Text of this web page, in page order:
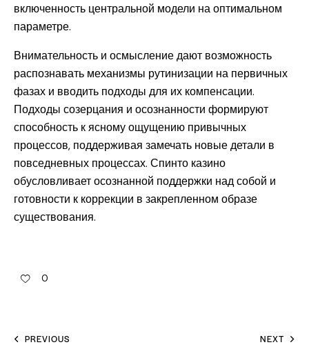
включенность центральной модели на оптимальном
параметре.
Внимательность и осмысление дают возможность
распознавать механизмы рутинизации на первичных
фазах и вводить подходы для их компенсации.
Подходы созерцания и осознанности формируют
способность к ясному ощущению привычных
процессов, поддерживая замечать новые детали в
повседневных процессах. Спинто казино
обусловливает осознанной поддержки над собой и
готовности к коррекции в закрепленном образе
существования.
0
PREVIOUS NEXT